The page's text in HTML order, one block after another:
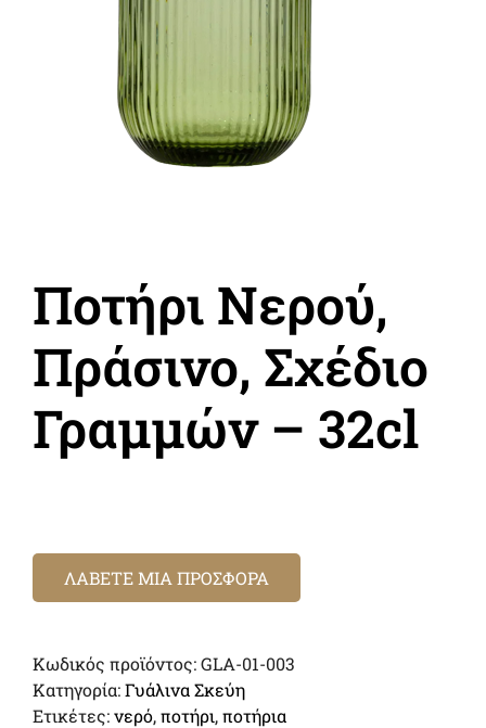
Ποτήρι Νερού,
Πράσινο, Σχέδιο
Γραμμών – 32cl
ΛΑΒΕΤΕ ΜΙΑ ΠΡΟΣΦΟΡΑ
Κωδικός προϊόντος:GLA-01-003
Κατηγορία:Γυάλινα Σκεύη
Ετικέτες:νερό,ποτήρι,ποτήρια